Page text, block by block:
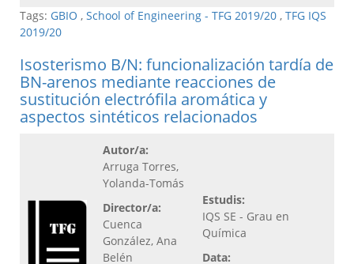
Tags: GBIO , School of Engineering - TFG 2019/20 , TFG IQS
2019/20
Isosterismo B/N: funcionalización tardía de
BN-arenos mediante reacciones de
sustitución electrófila aromática y
aspectos sintéticos relacionados
Autor/a:
Arruga Torres,
Yolanda-Tomás
Director/a:
Cuenca
González, Ana
Belén
Estudis:
IQS SE - Grau en
Química
Data: